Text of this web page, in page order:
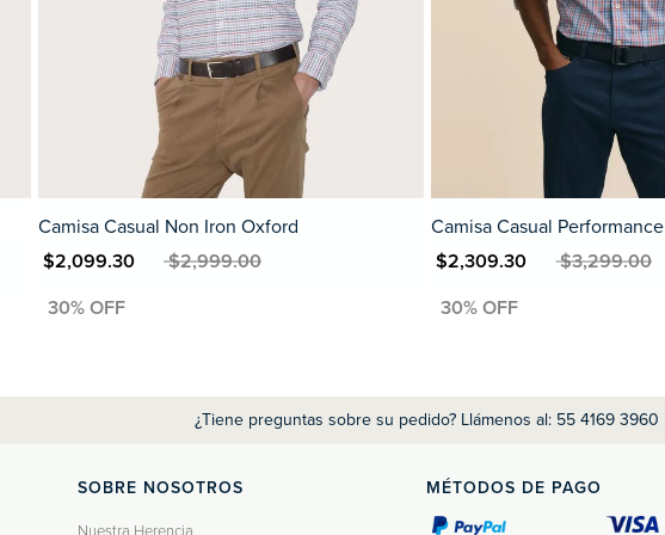
Camisa Casual Non Iron Oxford
MXN $2,099.30MXN $2,999.00
Camisa Casual Performance
MXN $2,309.30MXN $3,299.00
¿Tiene preguntas sobre su pedido? Llámenos al: 55 4169 3960
SOBRE NOSOTROS
Nuestra Herencia
MÉTODOS DE PAGO